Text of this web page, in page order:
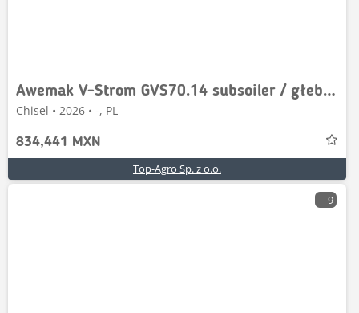
Awemak V-Strom GVS70.14 subsoiler / głebosz 7m
Chisel • 2026 • -, PL
834,441 MXN
Top-Agro Sp. z o.o.
9